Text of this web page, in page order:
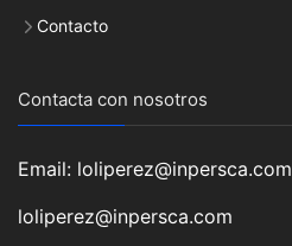
Contacto
Contacta con nosotros
Email: loliperez@inpersca.com
loliperez@inpersca.com